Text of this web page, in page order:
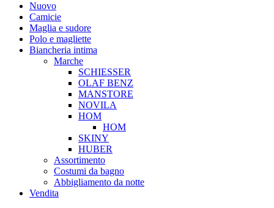
Nuovo
Camicie
Maglia e sudore
Polo e magliette
Biancheria intima
Marche
SCHIESSER
OLAF BENZ
MANSTORE
NOVILA
HOM
HOM
SKINY
HUBER
Assortimento
Costumi da bagno
Abbigliamento da notte
Vendita